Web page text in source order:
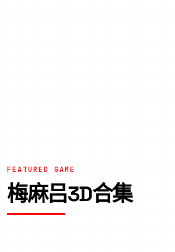
FEATURED GAME
梅麻吕3D合集